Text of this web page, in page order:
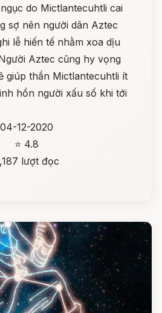
do Mictlantecuhtli cai
sợ nên người dân Aztec
lễ hiến tế nhằm xoa dịu
Aztec cũng hy vọng
giúp thần Mictlantecuhtli ít
hồn người xấu số khi tới
04-12-2020
⭐ 4.8
lượt đọc